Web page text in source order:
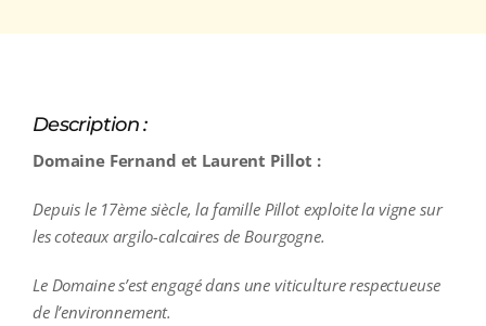
Description :
Domaine Fernand et Laurent Pillot :
Depuis le 17ème siècle, la famille Pillot exploite la vigne sur
les coteaux argilo-calcaires de Bourgogne.
Le Domaine s’est engagé dans une viticulture respectueuse
de l’environnement.